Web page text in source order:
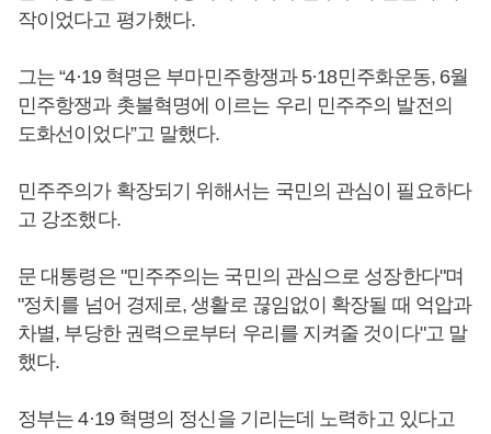
작이었다고 평가했다.
그는 “4·19 혁명은 부마민주항쟁과 5·18민주화운동, 6월
민주항쟁과 촛불혁명에 이르는 우리 민주주의 발전의
도화선이었다”고 말했다.
민주주의가 확장되기 위해서는 국민의 관심이 필요하다
고 강조했다.
문 대통령은 "민주주의는 국민의 관심으로 성장한다"며
"정치를 넘어 경제로, 생활로 끊임없이 확장될 때 억압과
차별, 부당한 권력으로부터 우리를 지켜줄 것이다"고 말
했다.
정부는 4·19 혁명의 정신을 기리는데 노력하고 있다고